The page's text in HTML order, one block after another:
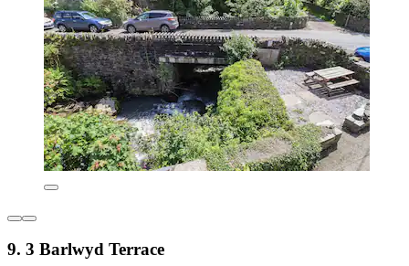
9. 3 Barlwyd Terrace